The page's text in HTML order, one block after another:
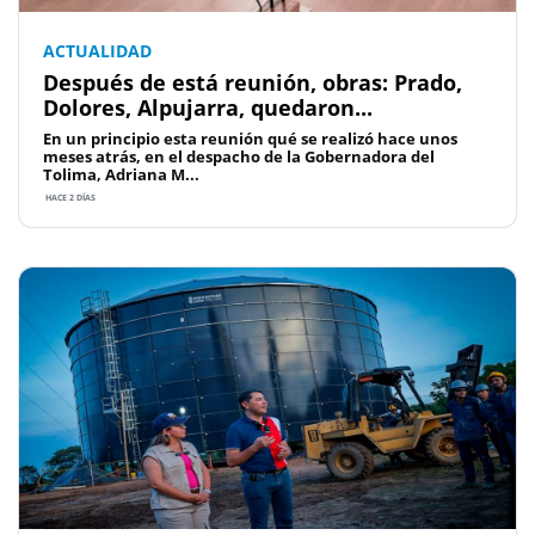
ACTUALIDAD
Después de está reunión, obras: Prado,
Dolores, Alpujarra, quedaron...
En un principio esta reunión qué se realizó hace unos
meses atrás, en el despacho de la Gobernadora del
Tolima, Adriana M...
HACE 2 DÍAS